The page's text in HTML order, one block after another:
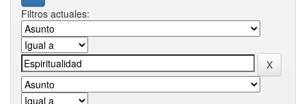
Filtros actuales: